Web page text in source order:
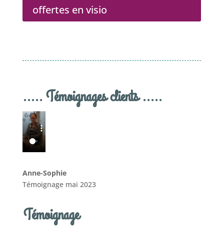
offertes en visio
..... Témoignages clients .....
Anne-Sophie
Témoignage mai 2023
Témoignage